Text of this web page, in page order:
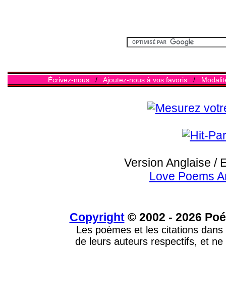
Écrivez-nous/ Ajoutez-nous à vos favoris/
Version Anglaise /
Love Poems
Copyright© 2002 - 2026
Les poèmes et les citations
de leurs auteurs respectifs, et